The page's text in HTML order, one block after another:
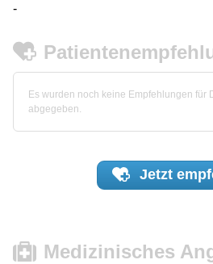
-
Es wurden noch keine Empfehlungen für
abgegeben.
Jetzt
Medizinisches